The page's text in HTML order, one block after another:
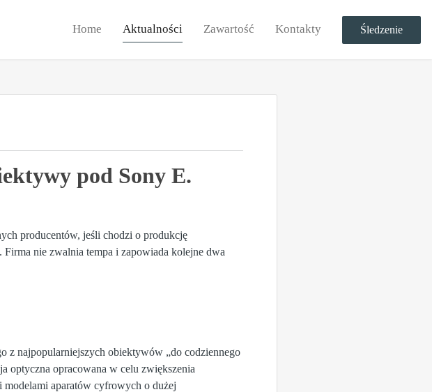
Home Aktualności Zawartość Kontakty Śledzenie
pod Sony E.
producentów, jeśli chodzi o produkcję
nie zwalnia tempa i zapowiada kolejne dwa
z najpopularniejszych obiektywów „do codziennego
optyczna opracowana w celu zwiększenia
aparatów cyfrowych o dużej